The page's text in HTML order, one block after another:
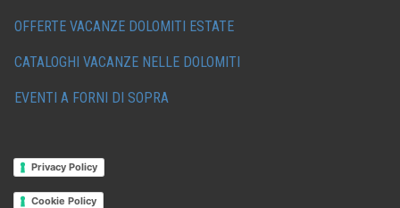
OFFERTE VACANZE DOLOMITI ESTATE
CATALOGHI VACANZE NELLE DOLOMITI
EVENTI A FORNI DI SOPRA
Privacy Policy
Cookie Policy